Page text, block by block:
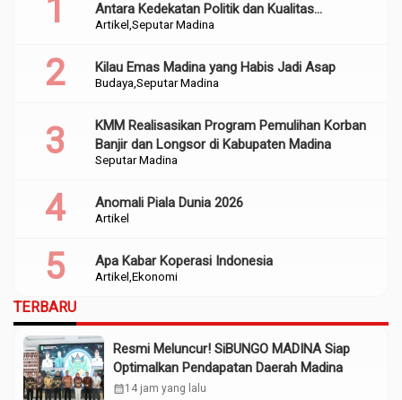
Artikel Seputar Madina
Antara Kedekatan Politik dan Kualitas
Perencanaan
BudayaSeputar Madina
Kilau Emas Madina yang Habis Jadi Asap
Seputar Madina
KMM Realisasikan Program Pemulihan Korban
Banjir dan Longsor di Kabupaten Madina
Artikel
Anomali Piala Dunia 2026
Artikel Ekonomi
Apa Kabar Koperasi Indonesia
TERBARU
Resmi Meluncur! SiBUNGO MADINA Siap
Optimalkan Pendapatan Daerah Madina
calendar_month14 jam yang lalu